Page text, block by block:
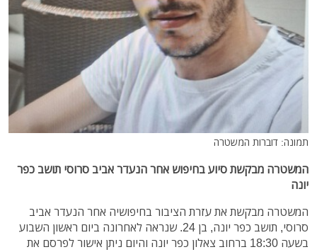
תמונה: דוברות המשטרה
המשטרה מבקשת סיוע בחיפוש אחר הנעדר אביב סרוסי תושב כפר
יונה
המשטרה מבקשת את עזרת הציבור בחיפושיה אחר הנעדר אביב
סרוסי, תושב כפר יונה, בן 24. שנראה לאחרונה ביום ראשון השבוע
בשעה 18:30 ברחוב צאלון כפר יונה והיום ניתן אישור לפרסם את